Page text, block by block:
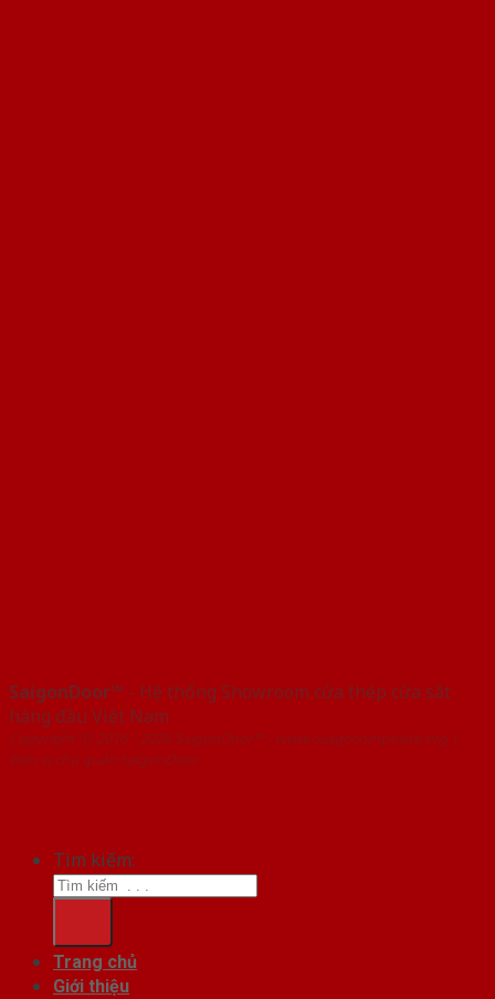
SaigonDoor™ - Hệ thống Showroom cửa thép cửa sắt
hàng đầu Việt Nam
Copyright ⓒ 2016 – 2026 SaigonDoor™ - www.cuagocomposite.org |
Đơn vị chủ quản SaigonDoor
Tìm kiếm:
Trang chủ
Giới thiệu